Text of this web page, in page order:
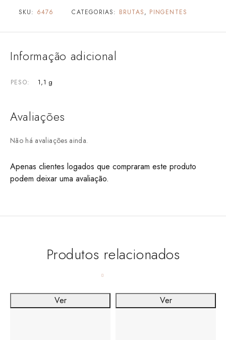
SKU: 6476 CATEGORIAS: BRUTAS, PINGENTES
Informação adicional
PESO 1,1 g
Avaliações
Não há avaliações ainda.
Apenas clientes logados que compraram este produto
podem deixar uma avaliação.
Produtos relacionados
Ver Ver